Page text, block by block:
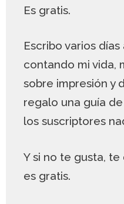
Es gratis.
Escribo varios
contando mi vida,
sobre impresión y
regalo una guía
los suscriptores
Y si no te gusta, te
es gratis.